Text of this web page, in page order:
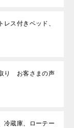
レス付きベッド、
り お客さまの声
冷蔵庫、ローテー